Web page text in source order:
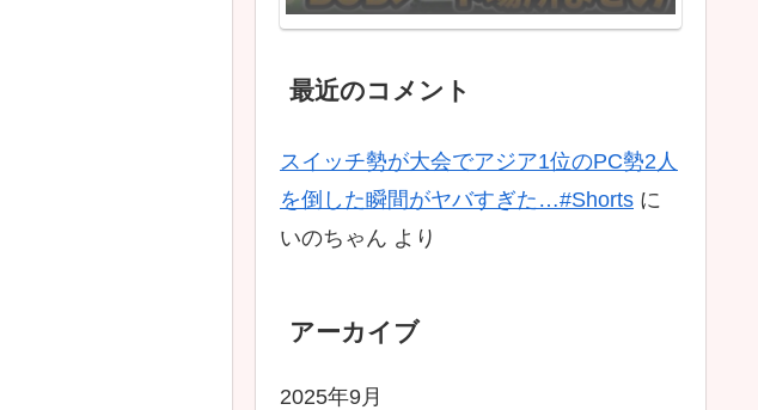
う！
最近のコメント
スイッチ勢が大会でアジア1位のPC勢2人
を倒した瞬間がヤバすぎた…#Shorts に
いのちゃん より
アーカイブ
2025年9月